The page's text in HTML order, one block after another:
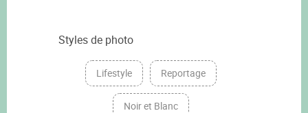
Styles de photo
Lifestyle Reportage
Noir et Blanc